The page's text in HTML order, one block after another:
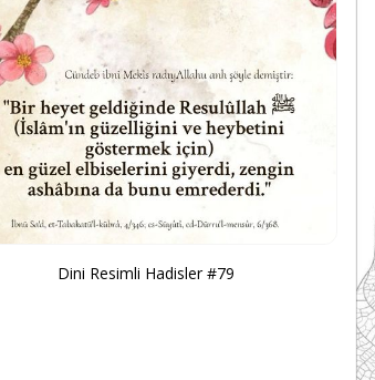
Dini Resimli Hadisler #79